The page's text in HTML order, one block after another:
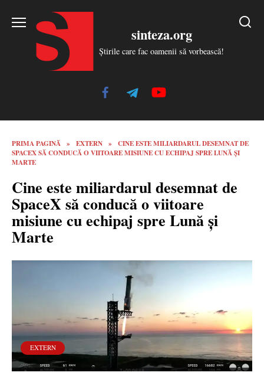
sinteza.org
Știrile care fac oamenii să vorbească!
PRIMA PAGINĂ » EXTERN »
CINE ESTE MILIARDARUL DESEMNAT DE
SPACEX SĂ CONDUCĂ O VIITOARE MISIUNE CU ECHIPAJ SPRE LUNĂ ȘI
MARTE
Cine este miliardarul desemnat de
SpaceX să conducă o viitoare
misiune cu echipaj spre Lună și
Marte
EXTERN